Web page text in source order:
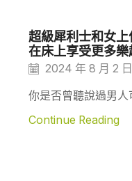
超級犀利士和女
在床上享受更多樂
2024 年 8 月 2 日
你是否曾聽說過男
Continue Reading